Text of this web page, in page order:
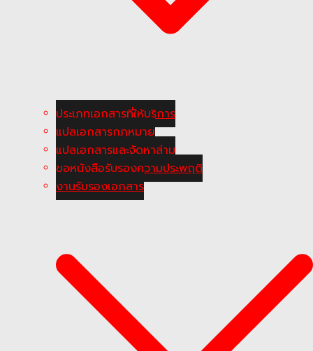
ประเภทเอกสารที่ให้บริการ
แปลเอกสารกฎหมาย
แปลเอกสารและจัดหาล่าม
ขอหนังสือรับรองความประพฤติ
งานรับรองเอกสาร